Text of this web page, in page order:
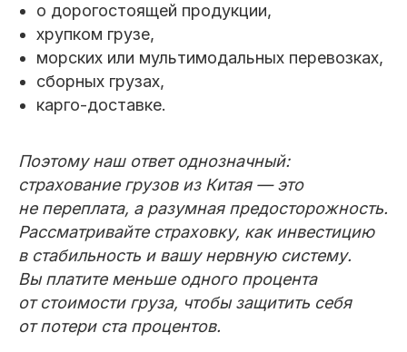
о дорогостоящей продукции,
хрупком грузе,
морских или мультимодальных перевозках,
сборных грузах,
карго-доставке.
Поэтому наш ответ однозначный:
страхование грузов из Китая — это
не переплата, а разумная предосторожность.
Рассматривайте страховку, как инвестицию
в стабильность и вашу нервную систему.
Вы платите меньше одного процента
от стоимости груза, чтобы защитить себя
от потери ста процентов.